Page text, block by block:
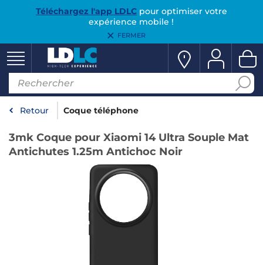
Téléchargez l'app LDLCpour optimiser votre
expérience mobile !
FERMER
Retour Coque téléphone
3mk Coque pour Xiaomi 14 Ultra Souple Mat
Antichutes 1.25m Antichoc Noir